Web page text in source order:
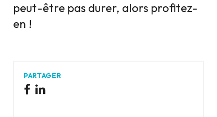
peut-être pas durer, alors profitez-
en !
PARTAGER